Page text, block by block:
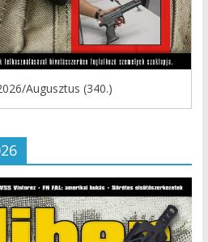
Augusztus (340.)